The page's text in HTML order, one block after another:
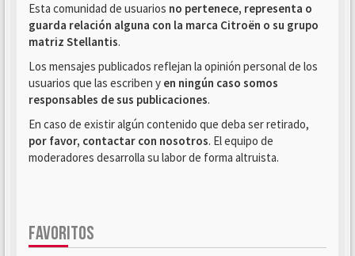
Esta comunidad de usuarios no pertenece, representa o
guarda relación alguna con la marca Citroën o su grupo
matriz Stellantis.
Los mensajes publicados reflejan la opinión personal de los
usuarios que las escriben y en ningún caso somos
responsables de sus publicaciones.
En caso de existir algún contenido que deba ser retirado,
por favor, contactar con nosotros. El equipo de
moderadores desarrolla su labor de forma altruista.
FAVORITOS